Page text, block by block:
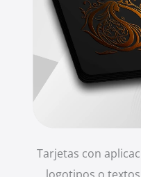
Tarjetas con
logotipos o